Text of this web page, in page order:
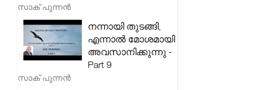
സാക് പുന്നൻ
നന്നായി തുടങ്ങി,
എന്നാൽ മോശമായി
അവസാനിക്കുന്നു -
Part 9
സാക് പുന്നൻ